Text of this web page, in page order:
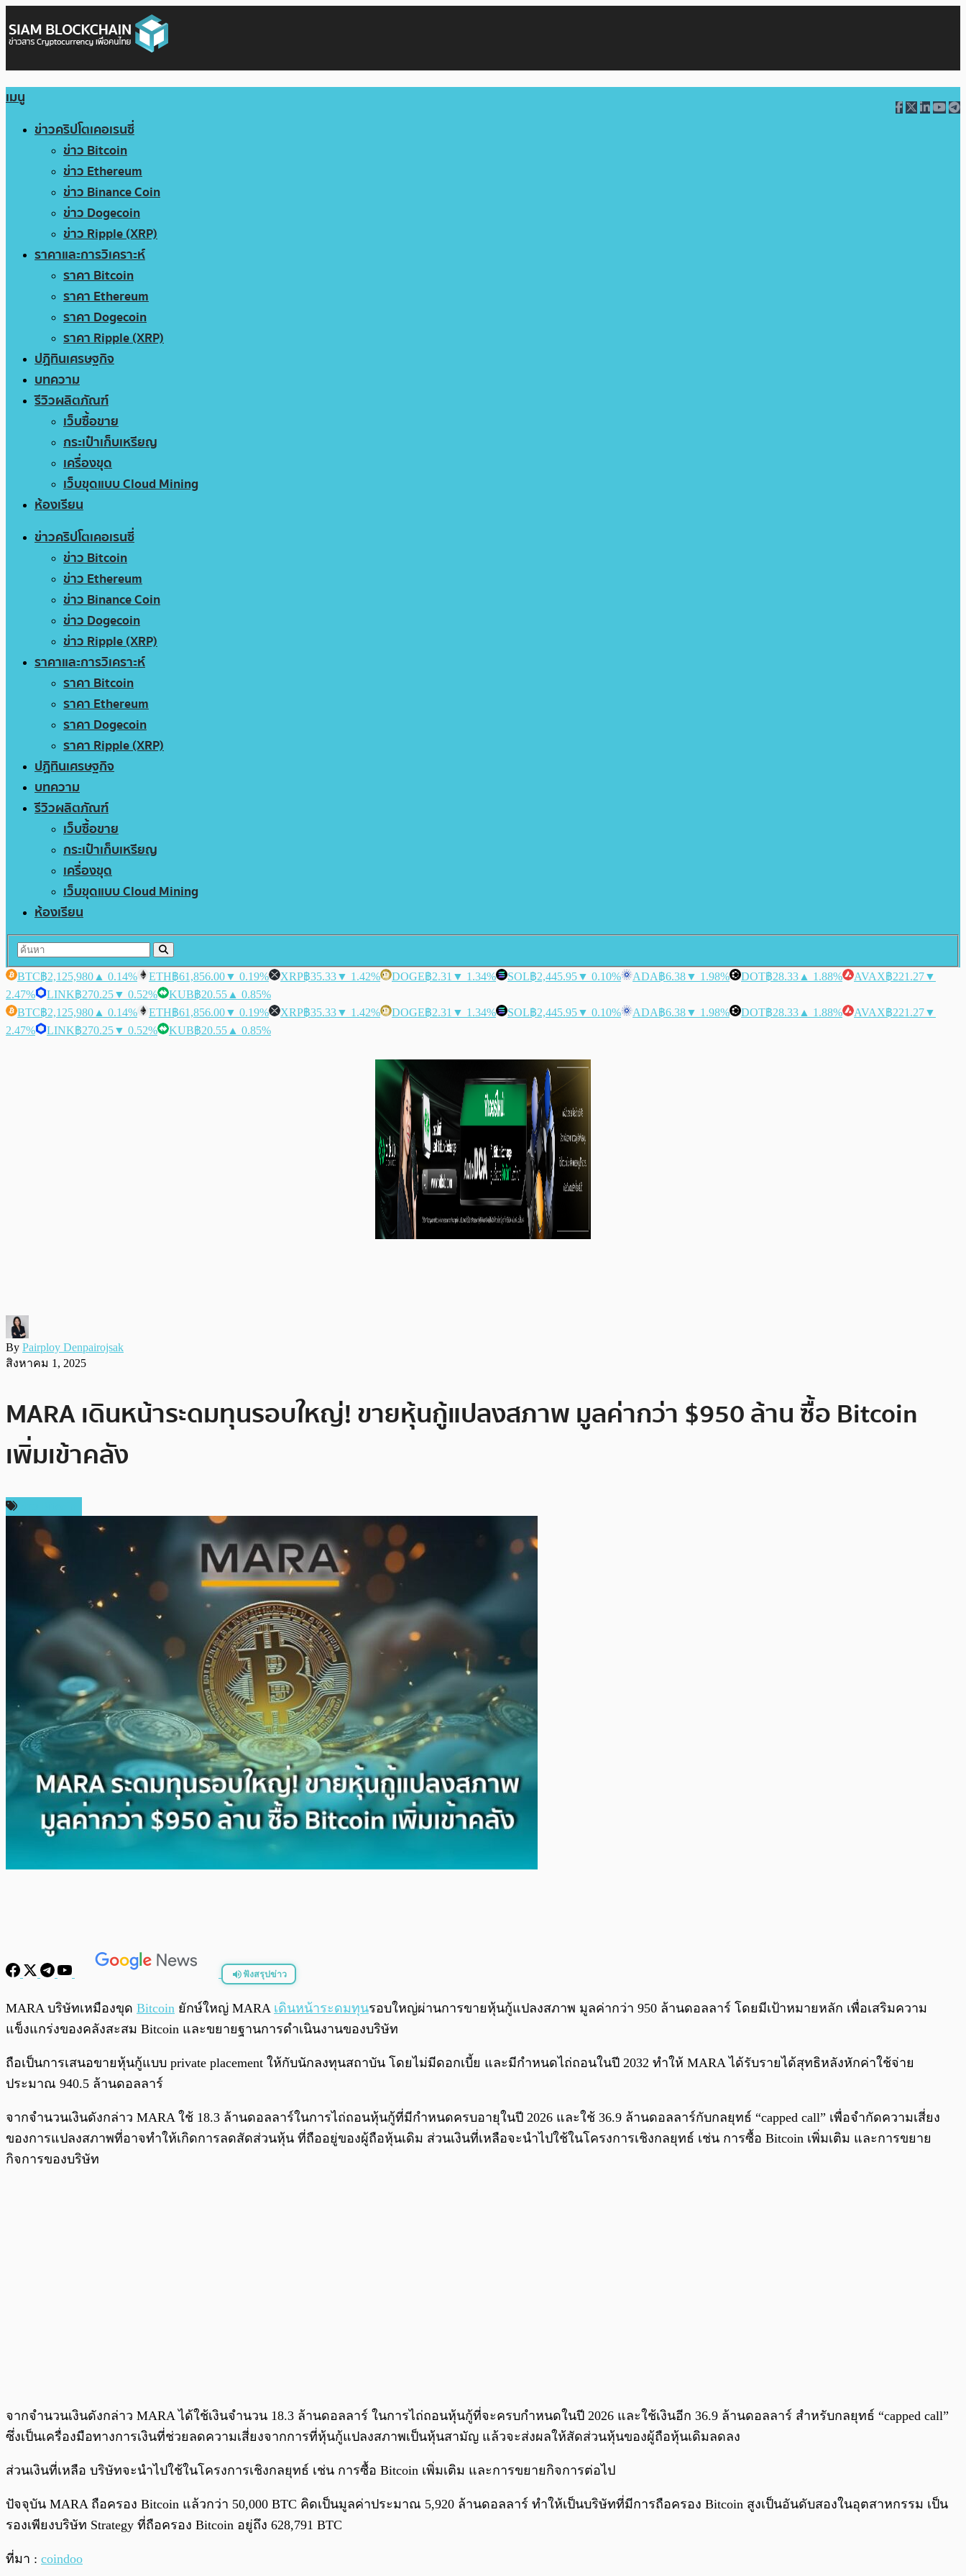
เมนู
ข่าวคริปโตเคอเรนซี่
ข่าว Bitcoin
ข่าว Ethereum
ข่าว Binance Coin
ข่าว Dogecoin
ข่าว Ripple (XRP)
ราคาและการวิเคราะห์
ราคา Bitcoin
ราคา Ethereum
ราคา Dogecoin
ราคา Ripple (XRP)
ปฏิทินเศรษฐกิจ
บทความ
รีวิวผลิตภัณฑ์
เว็บซื้อขาย
กระเป๋าเก็บเหรียญ
เครื่องขุด
เว็บขุดแบบ Cloud Mining
ห้องเรียน
ข่าวคริปโตเคอเรนซี่
ข่าว Bitcoin
ข่าว Ethereum
ข่าว Binance Coin
ข่าว Dogecoin
ข่าว Ripple (XRP)
ราคาและการวิเคราะห์
ราคา Bitcoin
ราคา Ethereum
ราคา Dogecoin
ราคา Ripple (XRP)
ปฏิทินเศรษฐกิจ
บทความ
รีวิวผลิตภัณฑ์
เว็บซื้อขาย
กระเป๋าเก็บเหรียญ
เครื่องขุด
เว็บขุดแบบ Cloud Mining
ห้องเรียน
BTC฿2,125,980 ▲ 0.14% ETH฿61,856.00▼ 0.19% XRP฿35.33▼ 1.42% DOGE฿2.31 ▼ 1.34% SOL฿2,445.95▼ 0.10% ADA฿6.38▼ 1.98% DOT฿28.33 ▲ 1.88% AVAX฿221.27▼
2.47%
LINK฿270.25▼ 0.52% KUB฿20.55 ▲ 0.85%
BTC฿2,125,980 ▲ 0.14% ETH฿61,856.00▼ 0.19% XRP฿35.33▼ 1.42% DOGE฿2.31 ▼ 1.34% SOL฿2,445.95▼ 0.10% ADA฿6.38▼ 1.98% DOT฿28.33 ▲ 1.88% AVAX฿221.27▼
2.47%
LINK฿270.25▼ 0.52% KUB฿20.55 ▲ 0.85%
By Pairploy Denpairojsak
สิงหาคม 1, 2025
MARA เดินหน้าระดมทุนรอบใหญ่! ขายหุ้นกู้แปลงสภาพ มูลค่ากว่า $950 ล้าน ซื้อ Bitcoin
เพิ่มเข้าคลัง
ฟังสรุปข่าว
พร้อมเล่น 0:00/
MARA บริษัทเหมืองขุด Bitcoin ยักษ์ใหญ่ MARA เดินหน้าระดมทุนรอบใหญ่ผ่านการขายหุ้นกู้แปลงสภาพ มูลค่ากว่า 950 ล้านดอลลาร์ โดยมีเป้าหมายหลัก เพื่อเสริมความ
แข็งแกร่งของคลังสะสม Bitcoin และขยายฐานการดำเนินงานของบริษัท
ถือเป็นการเสนอขายหุ้นกู้แบบ private placement ให้กับนักลงทุนสถาบัน โดยไม่มีดอกเบี้ย และมีกำหนดไถ่ถอนในปี 2032 ทำให้ MARA ได้รับรายได้สุทธิหลังหักค่าใช้จ่าย
ประมาณ 940.5 ล้านดอลลาร์
จากจำนวนเงินดังกล่าว MARA ใช้ 18.3 ล้านดอลลาร์ในการไถ่ถอนหุ้นกู้ที่มีกำหนดครบอายุในปี 2026 และใช้ 36.9 ล้านดอลลาร์กับกลยุทธ์ “capped call” เพื่อจำกัดความเสี่ยง
ของการแปลงสภาพที่อาจทำให้เกิดการลดสัดส่วนหุ้น ที่ถืออยู่ของผู้ถือหุ้นเดิม ส่วนเงินที่เหลือจะนำไปใช้ในโครงการเชิงกลยุทธ์ เช่น การซื้อ Bitcoin เพิ่มเติม และการขยาย
กิจการของบริษัท
จากจำนวนเงินดังกล่าว MARA ได้ใช้เงินจำนวน 18.3 ล้านดอลลาร์ ในการไถ่ถอนหุ้นกู้ที่จะครบกำหนดในปี 2026 และใช้เงินอีก 36.9 ล้านดอลลาร์ สำหรับกลยุทธ์ “capped call”
ซึ่งเป็นเครื่องมือทางการเงินที่ช่วยลดความเสี่ยงจากการที่หุ้นกู้แปลงสภาพเป็นหุ้นสามัญ แล้วจะส่งผลให้สัดส่วนหุ้นของผู้ถือหุ้นเดิมลดลง
ส่วนเงินที่เหลือ บริษัทจะนำไปใช้ในโครงการเชิงกลยุทธ์ เช่น การซื้อ Bitcoin เพิ่มเติม และการขยายกิจการต่อไป
ปัจจุบัน MARA ถือครอง Bitcoin แล้วกว่า 50,000 BTC คิดเป็นมูลค่าประมาณ 5,920 ล้านดอลลาร์ ทำให้เป็นบริษัทที่มีการถือครอง Bitcoin สูงเป็นอันดับสองในอุตสาหกรรม เป็น
รองเพียงบริษัท Strategy ที่ถือครอง Bitcoin อยู่ถึง 628,791 BTC
ที่มา : coindoo